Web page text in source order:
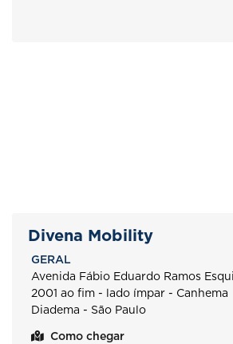
Divena Mobility
GERAL
Avenida Fábio Eduardo Ramos
2001 ao fim - lado ímpar - Canhema
Diadema - São Paulo
Como chegar